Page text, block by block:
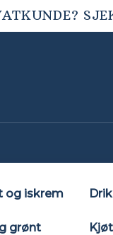
og iskrem
grønt